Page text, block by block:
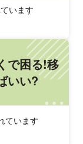
います
で困る!移
いい?
ています